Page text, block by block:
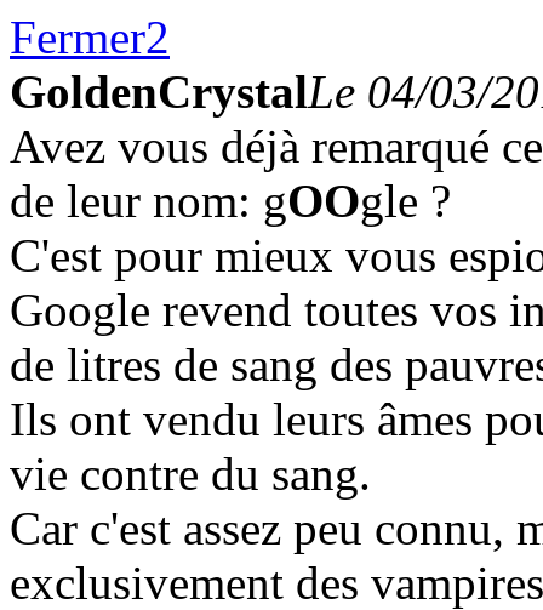
Fermer2
GoldenCrystalLe 04/03/
Avez vous déjà remarqué
de leur nom: gOOgle ?
C'est pour mieux vous
Google revend toutes vos
de litres de sang des
Ils ont vendu leurs âmes
vie contre du sang.
Car c'est assez peu connu,
exclusivement des